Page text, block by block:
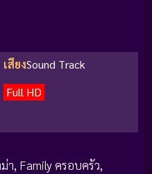
เสียงSound Track
Full HD
า, Family ครอบครัว,